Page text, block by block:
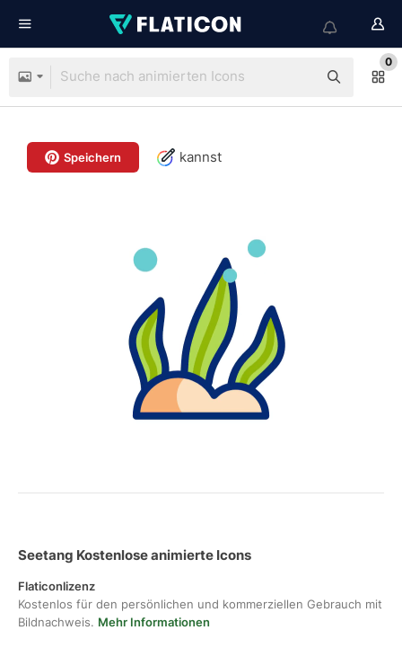
0
Speichern kannst
Seetang Kostenlose animierte Icons
Flaticonlizenz
Kostenlos für den persönlichen und kommerziellen Gebrauch mit
Bildnachweis. Mehr Informationen